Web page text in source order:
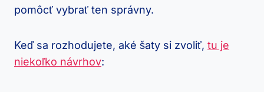
pomôcť vybrať ten správny.
Keď sa rozhodujete, aké šaty si zvoliť, tu je
niekoľko návrhov: